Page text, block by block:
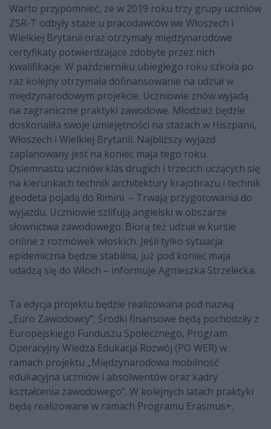
Warto przypomnieć, że w 2019 roku trzy grupy uczniów
ZSR-T odbyły staże u pracodawców we Włoszech i
Wielkiej Brytanii oraz otrzymały międzynarodowe
certyfikaty potwierdzające zdobyte przez nich
kwalifikacje. W październiku ubiegłego roku szkoła po
raz kolejny otrzymała dofinansowanie na udział w
międzynarodowym projekcie. Uczniowie znów wyjadą
na zagraniczne praktyki zawodowe. Młodzież będzie
doskonaliła swoje umiejętności na stażach w Hiszpanii,
Włoszech i Wielkiej Brytanii. Najbliższy wyjazd
zaplanowany jest na koniec maja tego roku.
Osiemnastu uczniów klas drugich i trzecich uczących się
na kierunkach technik architektury krajobrazu i technik
geodeta pojadą do Rimini. – Trwają przygotowania do
wyjazdu. Uczniowie szlifują angielski w obszarze
słownictwa zawodowego. Biorą też udział w kursie
online z rozmówek włoskich. Jeśli tylko sytuacja
epidemiczna będzie stabilna, już pod koniec maja
udadzą się do Włoch – informuje Agnieszka Strzelecka.
Ta edycja projektu będzie realizowana pod nazwą
„Euro Zawodowcy”. Środki finansowe będą pochodziły z
Europejskiego Funduszu Społecznego, Program
Operacyjny Wiedza Edukacja Rozwój (PO WER) w
ramach projektu „Międzynarodowa mobilność
edukacyjna uczniów i absolwentów oraz kadry
kształcenia zawodowego”. W kolejnych latach praktyki
będą realizowane w ramach Programu Erasmus+.